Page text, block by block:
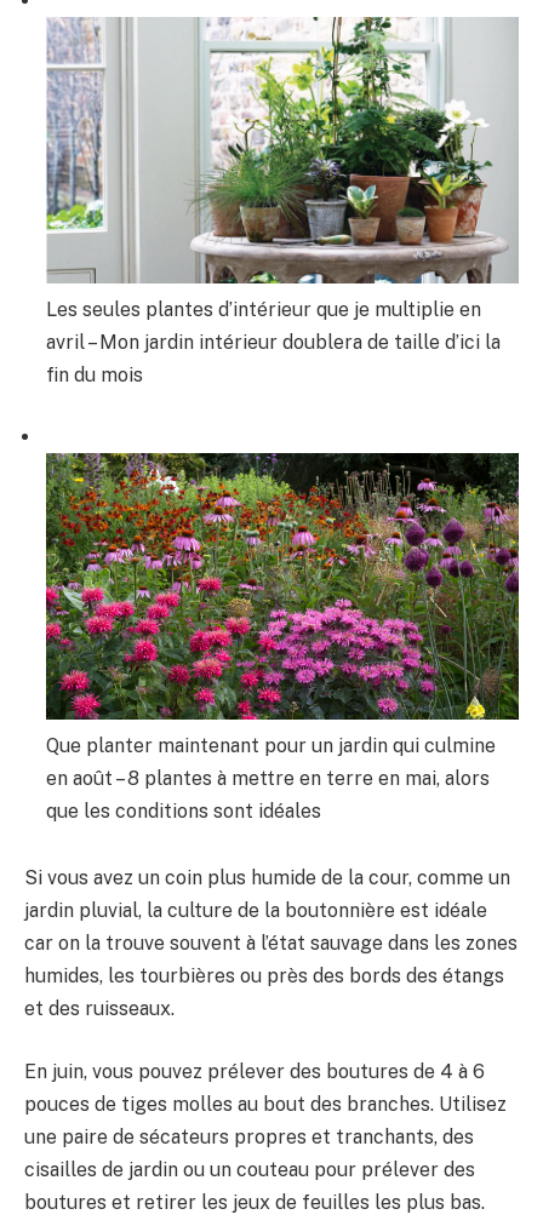
Les seules plantes d’intérieur que je multiplie en
avril – Mon jardin intérieur doublera de taille d’ici la
fin du mois
Que planter maintenant pour un jardin qui culmine
en août – 8 plantes à mettre en terre en mai, alors
que les conditions sont idéales
Si vous avez un coin plus humide de la cour, comme un
jardin pluvial, la culture de la boutonnière est idéale
car on la trouve souvent à l’état sauvage dans les zones
humides, les tourbières ou près des bords des étangs
et des ruisseaux.
En juin, vous pouvez prélever des boutures de 4 à 6
pouces de tiges molles au bout des branches. Utilisez
une paire de sécateurs propres et tranchants, des
cisailles de jardin ou un couteau pour prélever des
boutures et retirer les jeux de feuilles les plus bas.